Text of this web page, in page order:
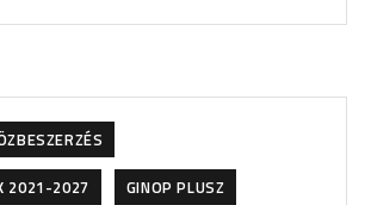
2021-2027
GINOP PLUSZ